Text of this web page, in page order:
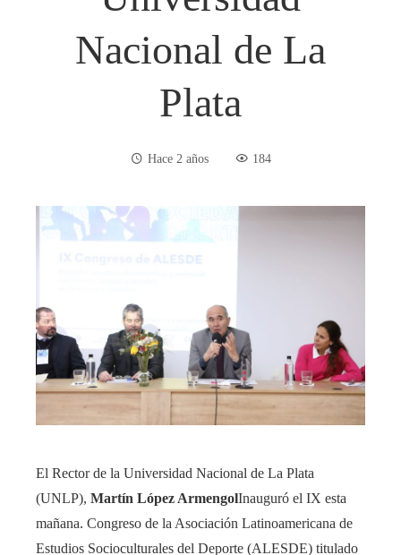
Nacional de La
Plata
Hace 2 años 184
El Rector de la Universidad Nacional de La Plata
(UNLP), Martín López ArmengolInauguró el IX esta
mañana. Congreso de la Asociación Latinoamericana de
Estudios Socioculturales del Deporte (ALESDE) titulado